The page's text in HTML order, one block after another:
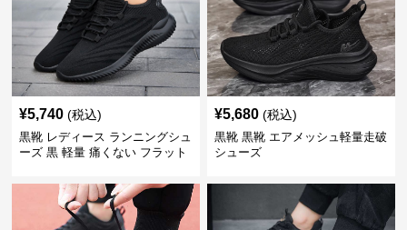
¥5,740 (税込)
黒靴 レディース ランニングシュ
ーズ 黒 軽量 痛くない フラット
¥5,680 (税込)
黒靴 黒靴 エアメッシュ軽量走破
シューズ